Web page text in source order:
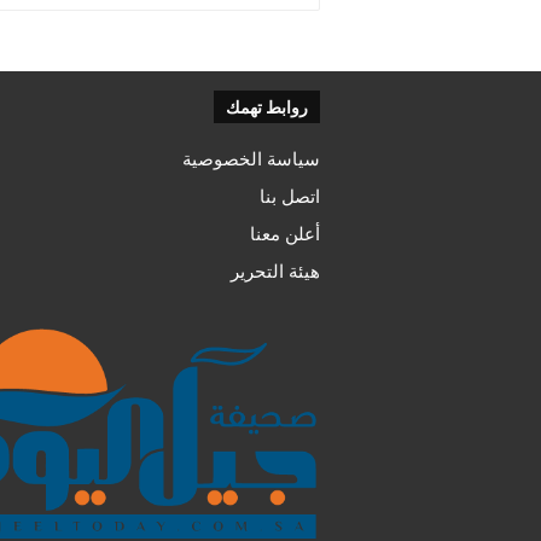
روابط تهمك
سياسة الخصوصية
اتصل بنا
أعلن معنا
هيئة التحرير